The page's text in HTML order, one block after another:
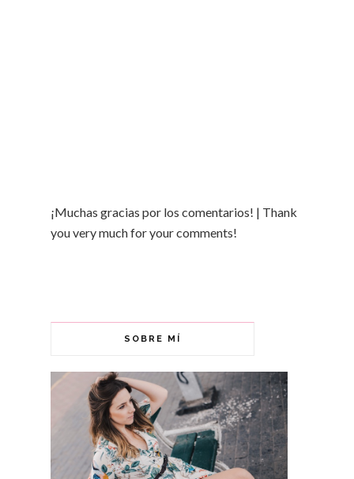
¡Muchas gracias por los comentarios! | Thank
you very much for your comments!
SOBRE MÍ